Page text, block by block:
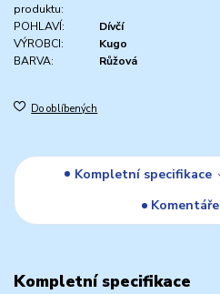
produktu:
POHLAVÍ:
Dívčí
VÝROBCI:
Kugo
BARVA:
Růžová
Do oblíbených
Kompletní specifikace
Komentáře
Kompletní specifikace